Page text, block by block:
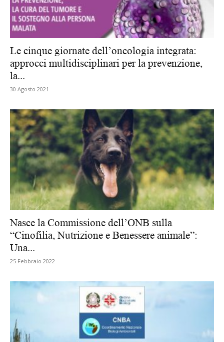
Le cinque giornate dell’oncologia integrata:
approcci multidisciplinari per la prevenzione,
la...
30 Agosto 2021
Nasce la Commissione dell’ONB sulla
“Cinofilia, Nutrizione e Benessere animale”:
Una...
25 Febbraio 2022